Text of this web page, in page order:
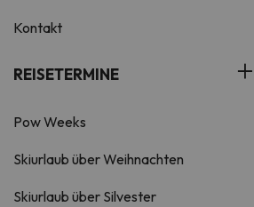
Kontakt
REISETERMINE
Pow Weeks
Skiurlaub über Weihnachten
Skiurlaub über Silvester